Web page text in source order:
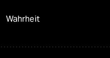
Wahrheit